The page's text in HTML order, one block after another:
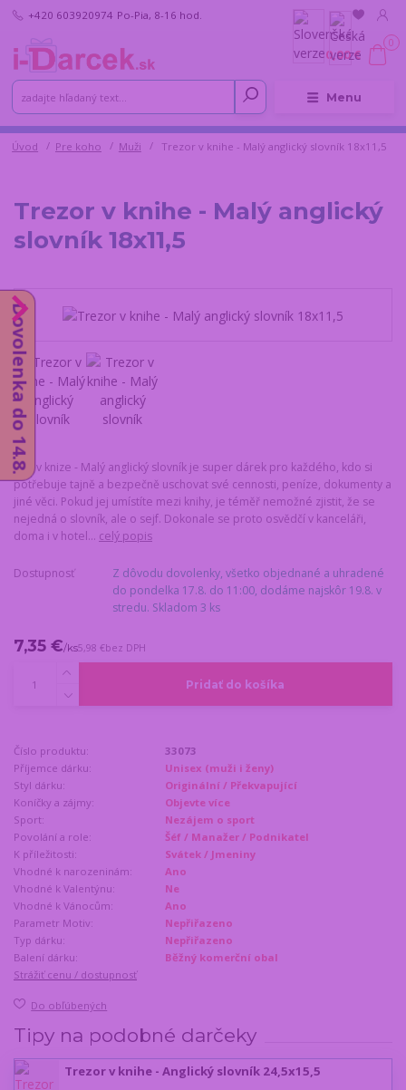
Menu
+420 603920974 Po-Pia, 8-16 hod.
0
0,00 €
Úvod Pre koho Muži Trezor v knihe - Malý anglický slovník 18x11,5
Trezor v knihe - Malý anglický
slovník 18x11,5
Sejf v knize - Malý anglický slovník je super dárek pro každého, kdo si
potřebuje tajně a bezpečně uschovat své cennosti, peníze, dokumenty a
jiné věci. Pokud jej umístíte mezi knihy, je téměř nemožné zjistit, že se
nejedná o slovník, ale o sejf. Dokonale se proto osvědčí v kanceláři,
doma i v hotel... celý popis
Dostupnosť
Z dôvodu dovolenky, všetko objednané a uhradené
do pondelka 17.8. do 11:00, dodáme najskôr 19.8. v
stredu. Skladom 3 ks
7,35 €/ks5,98 €bez DPH
Pridať do košíka
Číslo produktu:
33073
Příjemce dárku:
Unisex (muži i ženy)
Styl dárku:
Originální / Překvapující
Koníčky a zájmy:
Objevte více
Sport:
Nezájem o sport
Povolání a role:
Šéf / Manažer / Podnikatel
K příležitosti:
Svátek / Jmeniny
Vhodné k narozeninám:
Ano
Vhodné k Valentýnu:
Ne
Vhodné k Vánocům:
Ano
Parametr Motiv:
Nepřiřazeno
Typ dárku:
Nepřiřazeno
Balení dárku:
Běžný komerční obal
Strážiť cenu / dostupnosť
Do obľúbených
Tipy na podobné darčeky
Trezor v knihe - Anglický slovník 24,5x15,5
Dovolenka do 14.8.